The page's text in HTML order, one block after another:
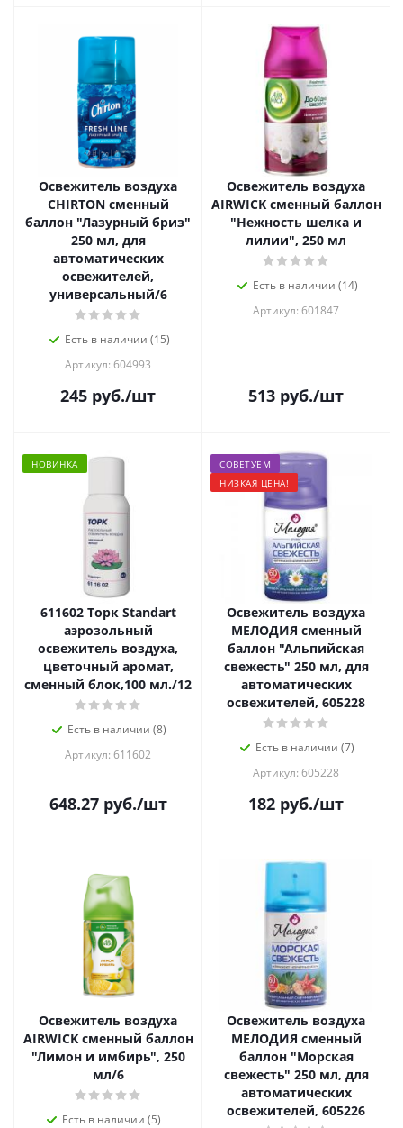
Освежитель воздуха
CHIRTON сменный
баллон "Лазурный бриз"
250 мл, для
автоматических
освежителей,
универсальный/6
Есть в наличии (15)
Артикул: 604993
245 руб./шт
Освежитель воздуха
AIRWICK сменный баллон
"Нежность шелка и
лилии", 250 мл
Есть в наличии (14)
Артикул: 601847
513 руб./шт
НОВИНКА
611602 Tорк Standart
аэрозольный
освежитель воздуха,
цветочный аромат,
сменный блок,100 мл./12
Есть в наличии (8)
Артикул: 611602
648.27руб./шт
СОВЕТУЕМ
НИЗКАЯ ЦЕНА!
Освежитель воздуха
МЕЛОДИЯ сменный
баллон "Альпийская
свежесть" 250 мл, для
автоматических
освежителей, 605228
Есть в наличии (7)
Артикул: 605228
182 руб./шт
Освежитель воздуха
AIRWICK сменный баллон
"Лимон и имбирь", 250
мл/6
Есть в наличии (5)
Освежитель воздуха
МЕЛОДИЯ сменный
баллон "Морская
свежесть" 250 мл, для
автоматических
освежителей, 605226